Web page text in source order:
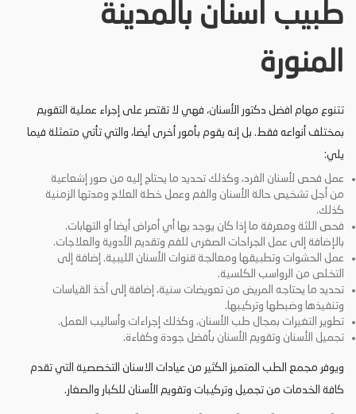
طبيب اسنان بالمدينة
المنورة
تتنوع مهام افضل دكتور الأسنان، فهي لا تقتصر على إجراء عملية التقويم
بمختلف أنواعه فقط. بل إنه يقوم بأمور أخرى أيضا، والتي تأتي متمثلة فيما
يلي:
عمل فحص لأسنان الفرد، وكذلك تحديد ما يحتاج إليه من صور إشعاعية
من أجل تشخيص حالة الأسنان والفم وعمل خطة العلاج ومدتها الزمنية
كذلك.
فحص اللثة ومعرفة ما إذا كان يوجد بها أي أمراض أيضا أو التهابات.
بالإضافة إلى عمل الجراحات الصغرى للفم وتقديم الأدوية والعلاجات.
عمل الحشوات وتطبيقها ومعالجة قنوات الأسنان الليبية. إضافة إلى
التخلص من الرواسب الكلسية.
تحديد ما يحتاجه المريض من تعويضات سنية، إضافة إلى أخذ القياسات
وتنفيذها وضبطها وتركيبها.
تطوير التغيرات بمجال طب الأسنان، وكذلك إجراءات وأساليب العمل.
تجميل الأسنان وتقويم الأسنان بأفضل جودة وكفاءة.
ويوفر مجمع الطب المتميز الكثير من عيادات الاسنان التخصصية التي تقدم
كافة الخدمات من تجميل وتركيبات وتقويم الأسنان للكبار والصغار.